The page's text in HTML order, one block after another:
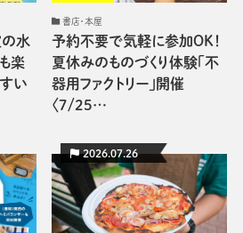
水
楽
すい
予約不要で気軽に参加OK！
夏休みのものづくり体験「不
器用ファクトリー」開催
〈7/25…
書店・本屋
2026.07.26